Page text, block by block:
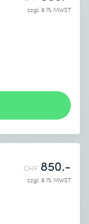
zzgl. 8.1% MWST
CHF 850.-
zzgl. 8.1% MWST